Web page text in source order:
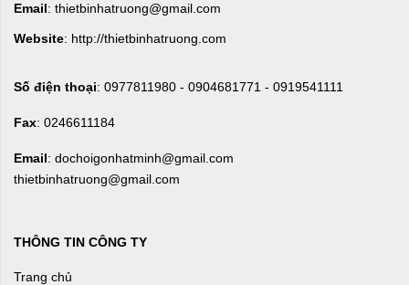
Email: thietbinhatruong@gmail.com
Website: http://thietbinhatruong.com
Số điện thoại: 0977811980 - 0904681771 - 0919541111
Fax: 0246611184
Email: dochoigonhatminh@gmail.com
thietbinhatruong@gmail.com
THÔNG TIN CÔNG TY
Trang chủ